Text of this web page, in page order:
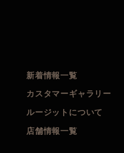
新着情報一覧
カスタマーギャラリー
ルージットについて
店舗情報一覧